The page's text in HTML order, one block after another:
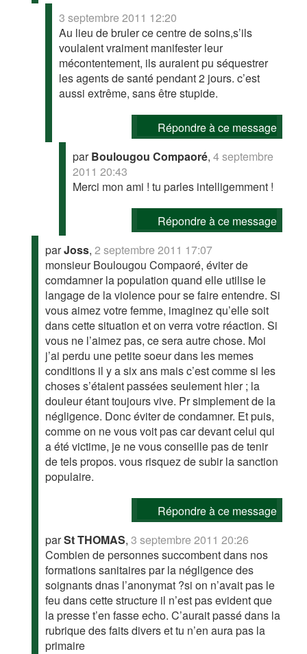
3 septembre 2011 12:20
Au lieu de bruler ce centre de soins,s’ils
voulaient vraiment manifester leur
mécontentement, ils auraient pu séquestrer
les agents de santé pendant 2 jours. c’est
aussi extrême, sans être stupide.
Répondre à ce message
parBoulougou Compaoré,4 septembre
2011 20:43
Merci mon ami ! tu parles intelligemment !
Répondre à ce message
parJoss,2 septembre 2011 17:07
monsieur Boulougou Compaoré, éviter de
comdamner la population quand elle utilise le
langage de la violence pour se faire entendre. Si
vous aimez votre femme, imaginez qu’elle soit
dans cette situation et on verra votre réaction. Si
vous ne l’aimez pas, ce sera autre chose. Moi
j’ai perdu une petite soeur dans les memes
conditions il y a six ans mais c’est comme si les
choses s’étaient passées seulement hier ; la
douleur étant toujours vive. Pr simplement de la
négligence. Donc éviter de condamner. Et puis,
comme on ne vous voit pas car devant celui qui
a été victime, je ne vous conseille pas de tenir
de tels propos. vous risquez de subir la sanction
populaire.
Répondre à ce message
parSt THOMAS,3 septembre 2011 20:26
Combien de personnes succombent dans nos
formations sanitaires par la négligence des
soignants dnas l’anonymat ?si on n’avait pas le
feu dans cette structure il n’est pas evident que
la presse t’en fasse echo. C’aurait passé dans la
rubrique des faits divers et tu n’en aura pas la
primaire